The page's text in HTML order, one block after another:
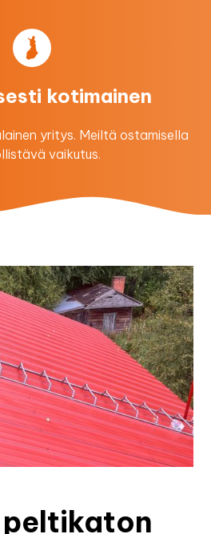
kotimainen
yritys. Meiltä ostamisella
vaikutus.